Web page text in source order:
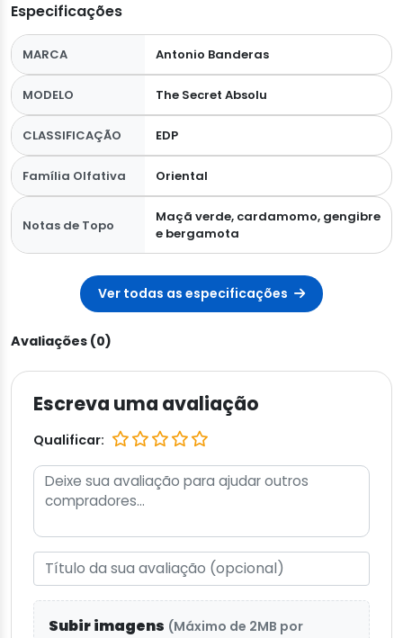
Especificações
MARCA Antonio Banderas
MODELO The Secret Absolu
CLASSIFICAÇÃO EDP
Família Olfativa Oriental
Notas de Topo
Maçã verde, cardamomo, gengibre
e bergamota
Ver todas as especificações
Avaliações (0)
Escreva uma avaliação
Qualificar:
Subir imagens (Máximo de 2MB por